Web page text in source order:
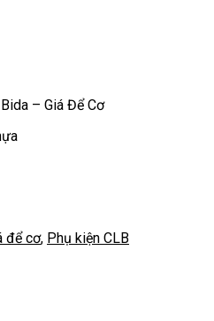
– Giá Để Cơ
để cơ, Phụ kiện CLB